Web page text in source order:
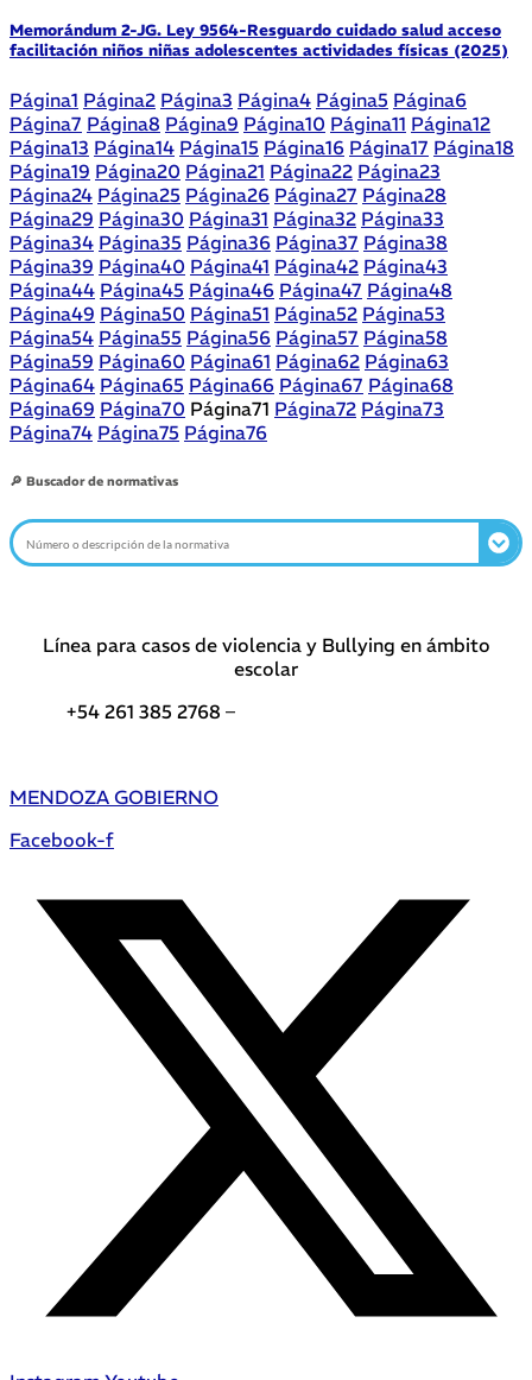
Memorándum 2-JG. Ley 9564-Resguardo cuidado salud acceso
facilitación niños niñas adolescentes actividades físicas (2025)
Página1 Página2 Página3 Página4 Página5 Página6
Página7 Página8 Página9 Página10 Página11 Página12
Página13 Página14 Página15 Página16 Página17 Página18
Página19 Página20 Página21 Página22 Página23
Página24 Página25 Página26 Página27 Página28
Página29 Página30 Página31 Página32 Página33
Página34 Página35 Página36 Página37 Página38
Página39 Página40 Página41 Página42 Página43
Página44 Página45 Página46 Página47 Página48
Página49 Página50 Página51 Página52 Página53
Página54 Página55 Página56 Página57 Página58
Página59 Página60 Página61 Página62 Página63
Página64 Página65 Página66 Página67 Página68
Página69 Página70 Página71 Página72 Página73
Página74 Página75 Página76
🔎 Buscador de normativas
Línea para casos de violencia y Bullying en ámbito
escolar
+54 261 385 2768 –
MENDOZA GOBIERNO
Facebook-f